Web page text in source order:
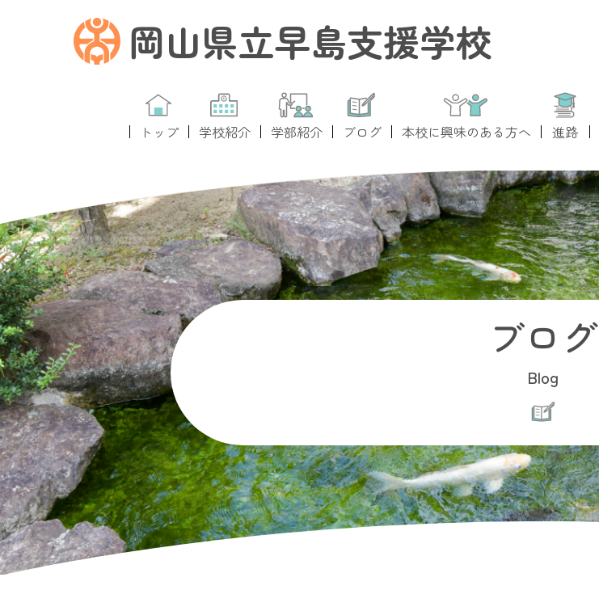
岡山県立早島支援学校
トップ 学校紹介 学部紹介 ブログ 本校に興味のある方へ 進路
ブログ
Blog